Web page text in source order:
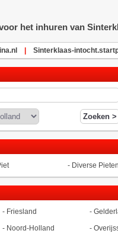
het inhuren van
Sinterklaas-
- Diverse Pieten
- Friesland -
- Noord-Holland -